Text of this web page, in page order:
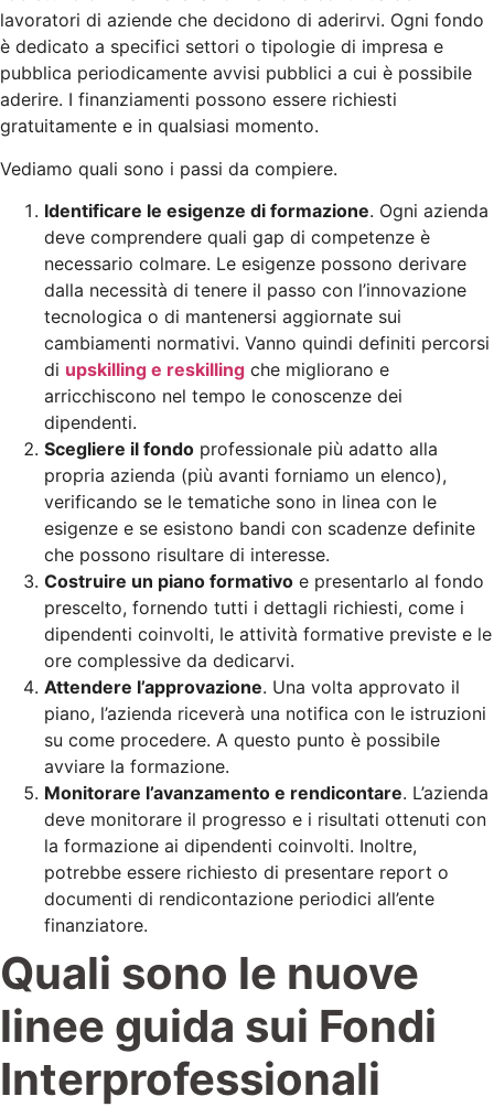
lavoratori di aziende che decidono di aderirvi. Ogni fondo
è dedicato a specifici settori o tipologie di impresa e
pubblica periodicamente avvisi pubblici a cui è possibile
aderire. I finanziamenti possono essere richiesti
gratuitamente e in qualsiasi momento.
Vediamo quali sono i passi da compiere.
Identificare le esigenze di formazione. Ogni azienda
deve comprendere quali gap di competenze è
necessario colmare. Le esigenze possono derivare
dalla necessità di tenere il passo con l’innovazione
tecnologica o di mantenersi aggiornate sui
cambiamenti normativi. Vanno quindi definiti percorsi
di upskilling e reskilling che migliorano e
arricchiscono nel tempo le conoscenze dei
dipendenti.
Scegliere il fondo professionale più adatto alla
propria azienda (più avanti forniamo un elenco),
verificando se le tematiche sono in linea con le
esigenze e se esistono bandi con scadenze definite
che possono risultare di interesse.
Costruire un piano formativo e presentarlo al fondo
prescelto, fornendo tutti i dettagli richiesti, come i
dipendenti coinvolti, le attività formative previste e le
ore complessive da dedicarvi.
Attendere l’approvazione. Una volta approvato il
piano, l’azienda riceverà una notifica con le istruzioni
su come procedere. A questo punto è possibile
avviare la formazione.
Monitorare l’avanzamento e rendicontare. L’azienda
deve monitorare il progresso e i risultati ottenuti con
la formazione ai dipendenti coinvolti. Inoltre,
potrebbe essere richiesto di presentare report o
documenti di rendicontazione periodici all’ente
finanziatore.
Quali sono le nuove
linee guida sui Fondi
Interprofessionali